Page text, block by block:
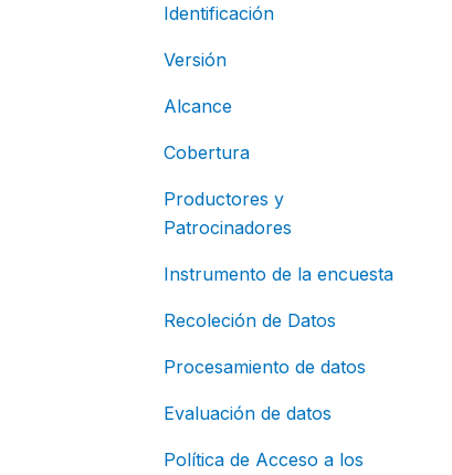
Identificación
Versión
Alcance
Cobertura
Productores y
Patrocinadores
Instrumento de la encuesta
Recoleción de Datos
Procesamiento de datos
Evaluación de datos
Política de Acceso a los